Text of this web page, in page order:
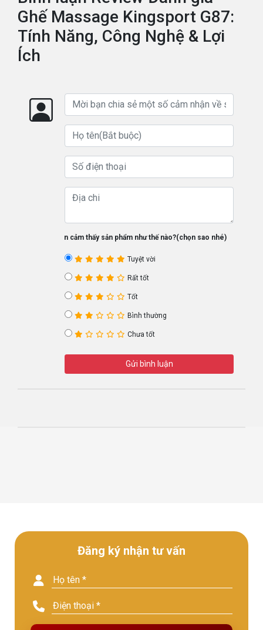
Ghế Massage Kingsport G87:
Tính Năng, Công Nghệ & Lợi
Ích
Bạn cảm thấy sản phẩm như thế nào?(chọn sao nhé)
Tuyệt vời
Rất tốt
Tốt
Bình thường
Chưa tốt
Gửi bình luận
Đăng ký nhận tư vấn